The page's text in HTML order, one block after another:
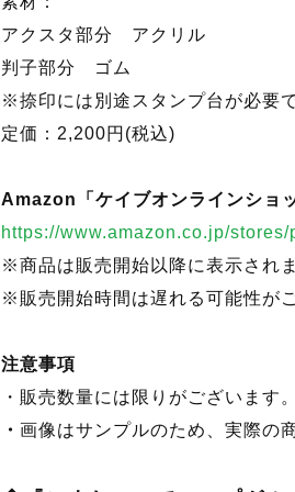
ストによるマダラの掲示板用スタ
台座には、『エスプガルーダII』
アクリルスタンドとして飾ったり
いただけます。
サイズ：
本体部分 約W35×H38mm
台座部分 約W40×H40mm
素材：
判子部分 ゴム
※捺印には別途スタンプ台が必要で
定価：2,200円(税込)